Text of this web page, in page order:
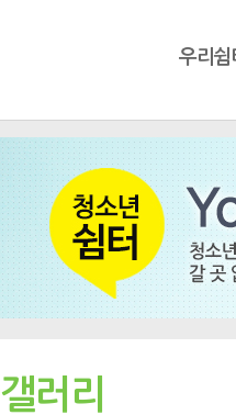
우리쉼
갤러리